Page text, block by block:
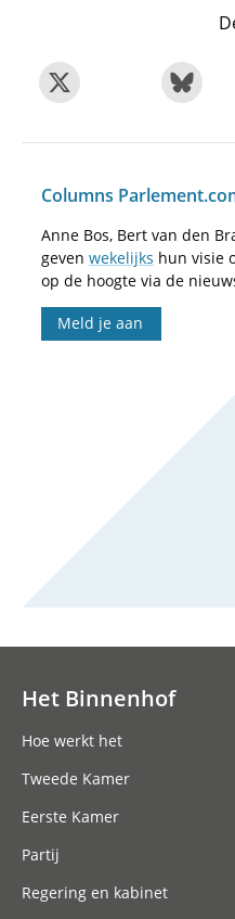
Columns
Anne Bos, Bert van den
geven wekelijks hun visie
op de hoogte via de
Meld je aan
Het Binnenhof
Hoe werkt het
Tweede Kamer
Eerste Kamer
Partij
Regering en kabinet